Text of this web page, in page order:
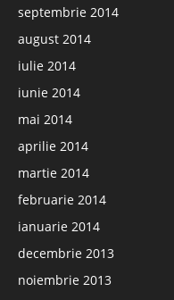
septembrie 2014
august 2014
iulie 2014
iunie 2014
mai 2014
aprilie 2014
martie 2014
februarie 2014
ianuarie 2014
decembrie 2013
noiembrie 2013